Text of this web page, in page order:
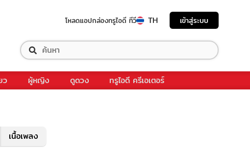
โหลดแอปกล่องทรูไอดี ทีวี TH เข้าสู่ระบบ
ว ผู้หญิง ดูดวง ทรูไอดี ครีเอเตอร์
เนื้อเพลง